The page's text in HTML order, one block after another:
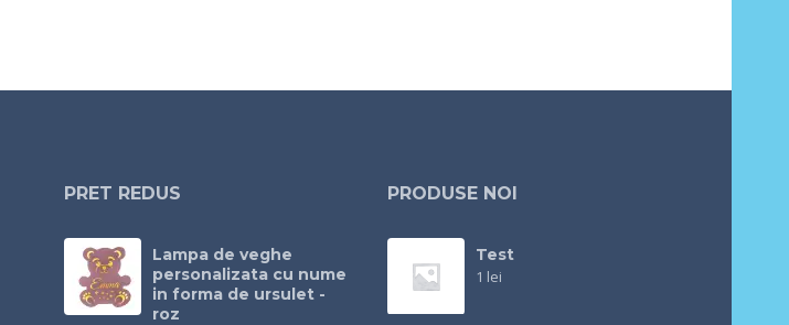
PRET REDUS
Lampa de veghe
personalizata cu nume
in forma de ursulet -
roz
PRODUSE NOI
Test
1 lei